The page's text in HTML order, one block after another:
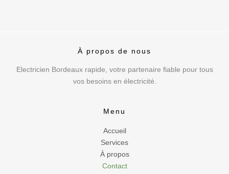
À propos de nous
Electricien Bordeaux rapide, votre partenaire fiable pour tous
vos besoins en électricité.
Menu
Accueil
Services
À propos
Contact